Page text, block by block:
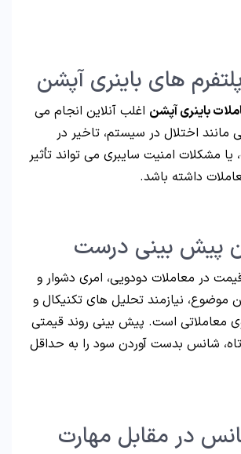
های باینری آپشن
باینری آپشن اغلب آنلاین انجام می
مانند اختلال در سیستم، تاخیر در
یا مشکلات امنیت سایبری می تواند تأثیر
داشته باشد.
پیش بینی درست
در معاملات دودویی، امری دشوار و
موضوع، نیازمند تحلیل های تکنیکال و
معاملاتی است. پیش بینی روند قیمتی
شانس بدست آوردن سود را به حداقل
در مقابل مهارت